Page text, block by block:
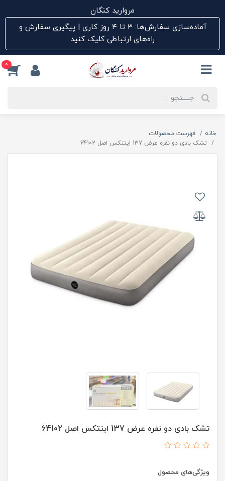
مروارید کنگان
آماده‌سازی سفارش‌ها: ۳ تا ۴ روز کاری | پیگیری سفارش و
راه‌های ارتباطی کلیک کنید
0
خانه
فهرست محصولات
تشک بادی دو نفره عرض 137 اینتکس اصل 64102
تشک بادی دو نفره عرض 137 اینتکس اصل 64102
ویژگی‌های محصول